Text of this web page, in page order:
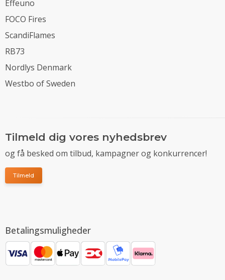
Effeuno
FOCO Fires
ScandiFlames
RB73
Nordlys Denmark
Westbo of Sweden
Tilmeld dig vores nyhedsbrev
og få besked om tilbud, kampagner og konkurrencer!
Tilmeld
Betalingsmuligheder